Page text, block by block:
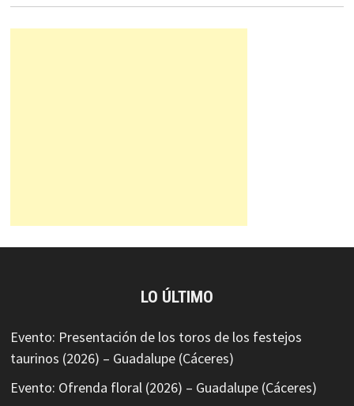
LO ÚLTIMO
Evento: Presentación de los toros de los festejos
taurinos (2026) – Guadalupe (Cáceres)
Evento: Ofrenda floral (2026) – Guadalupe (Cáceres)